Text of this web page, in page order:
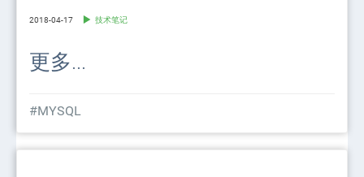
2018-04-17 技术笔记
更多...
#MYSQL